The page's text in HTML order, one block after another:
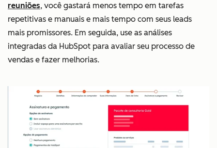
reuniões, você gastará menos tempo em tarefas
repetitivas e manuais e mais tempo com seus leads
mais promissores. Em seguida, use as análises
integradas da HubSpot para avaliar seu processo de
vendas e fazer melhorias.